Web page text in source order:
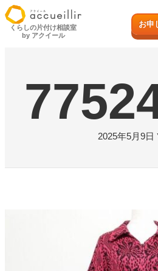
内
容
初めての
宅配買取
店頭買取
ご利用実
店舗一
くらしの片付け相談室
by アクイール
お申
2025年5月9日